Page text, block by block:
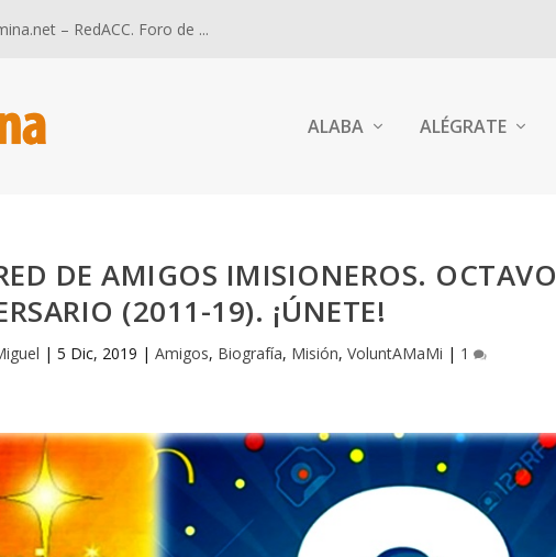
– RedACC. Foro de ...
ALABA ALÉGRATE
DE AMIGOS IMISIONEROS. OCTAVO
(2011-19). ¡ÚNETE!
|5 Dic, 2019 |Amigos, Biografía, Misión,VoluntAMaMi | 1